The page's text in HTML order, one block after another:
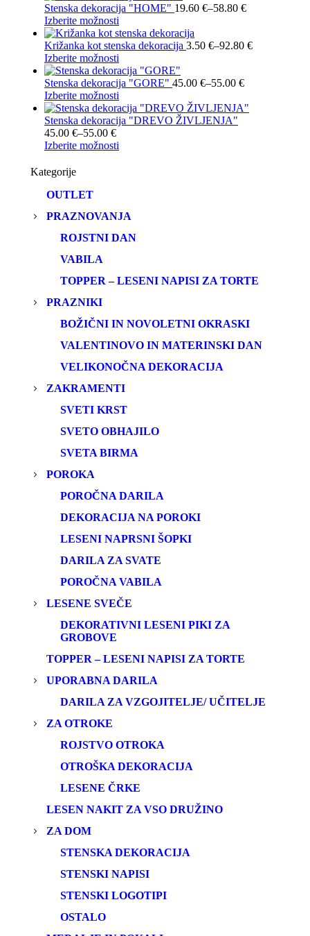
Stenska dekoracija "HOME" 19.60 €–58.80 €Cenovni
19.60 €
Izberite možnosti
izdelek
ima
različic.
Možnosti
izberete
na
Križanka kot stenska dekoracija 3.50 €–92.80 €Cenovni
Izberite možnosti
izdelek
ima
različic.
Možnosti
Stenska dekoracija "GORE" 45.00 €–55.00 €Cenovni
od
Izberite možnosti
izdelek
ima
izdelka
Stenska dekoracija "DREVO ŽIVLJENJA"
45.00 €–55.00 €Cenovni
razpon:
Izberite možnosti
lahko
izberete
na
Kategorije
OUTLET
PRAZNOVANJA
ROJSTNI DAN
VABILA
TOPPER – LESENI NAPISI ZA TORTE
PRAZNIKI
BOŽIČNI IN NOVOLETNI OKRASKI
VALENTINOVO IN MATERINSKI DAN
VELIKONOČNA DEKORACIJA
ZAKRAMENTI
SVETI KRST
SVETO OBHAJILO
SVETA BIRMA
POROKA
POROČNA DARILA
DEKORACIJA NA POROKI
LESENI NAPRSNI ŠOPKI
DARILA ZA SVATE
POROČNA VABILA
LESENE SVEČE
DEKORATIVNI LESENI PIKI ZA
GROBOVE
TOPPER – LESENI NAPISI ZA TORTE
UPORABNA DARILA
DARILA ZA VZGOJITELJE/ UČITELJE
ZA OTROKE
ROJSTVO OTROKA
OTROŠKA DEKORACIJA
LESENE ČRKE
LESEN NAKIT ZA VSO DRUŽINO
ZA DOM
STENSKA DEKORACIJA
STENSKI NAPISI
STENSKI LOGOTIPI
OSTALO